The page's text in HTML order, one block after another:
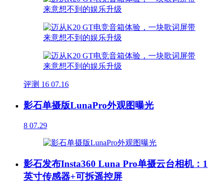
评测 16 07.16
影石单摄版LunaPro外观图曝光
8 07.29
影石发布Insta360 Luna Pro单摄云台相机：1
英寸传感器+可拆遥控屏